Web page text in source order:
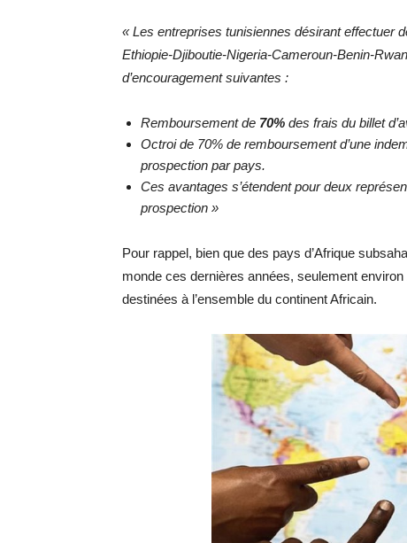
« Les entreprises tunisiennes désirant effectuer
Ethiopie-Djiboutie-Nigeria-Cameroun-Benin-
d’encouragement suivantes :
Remboursement de 70% des frais du billet
Octroi de 70% de remboursement d’une
prospection par pays.
Ces avantages s’étendent pour deux
prospection »
Pour rappel, bien que des pays d’Afrique
monde ces dernières années, seulement
destinées à l’ensemble du continent Africain.